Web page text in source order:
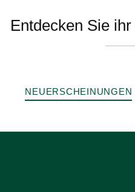
Entdecken Sie
NEUERSCHEINUNGEN